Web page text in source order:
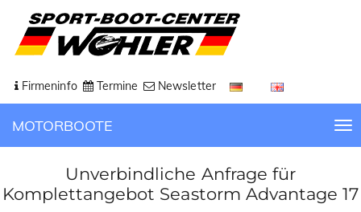
Firmeninfo Termine Newsletter
MOTORBOOTE
T
o
Unverbindliche Anfrage für
Komplettangebot Seastorm Advantage 17